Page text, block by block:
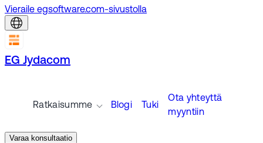
Vieraile egsoftware.com-sivustolla
EG Jydacom
Ratkaisumme Blogi Tuki
Ota yhteyttä
myyntiin
Varaa konsultaatio